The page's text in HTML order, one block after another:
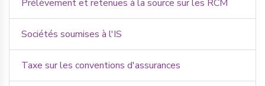
Prélèvement et retenues à la source sur les RCM
Sociétés soumises à l'IS
Taxe sur les conventions d'assurances